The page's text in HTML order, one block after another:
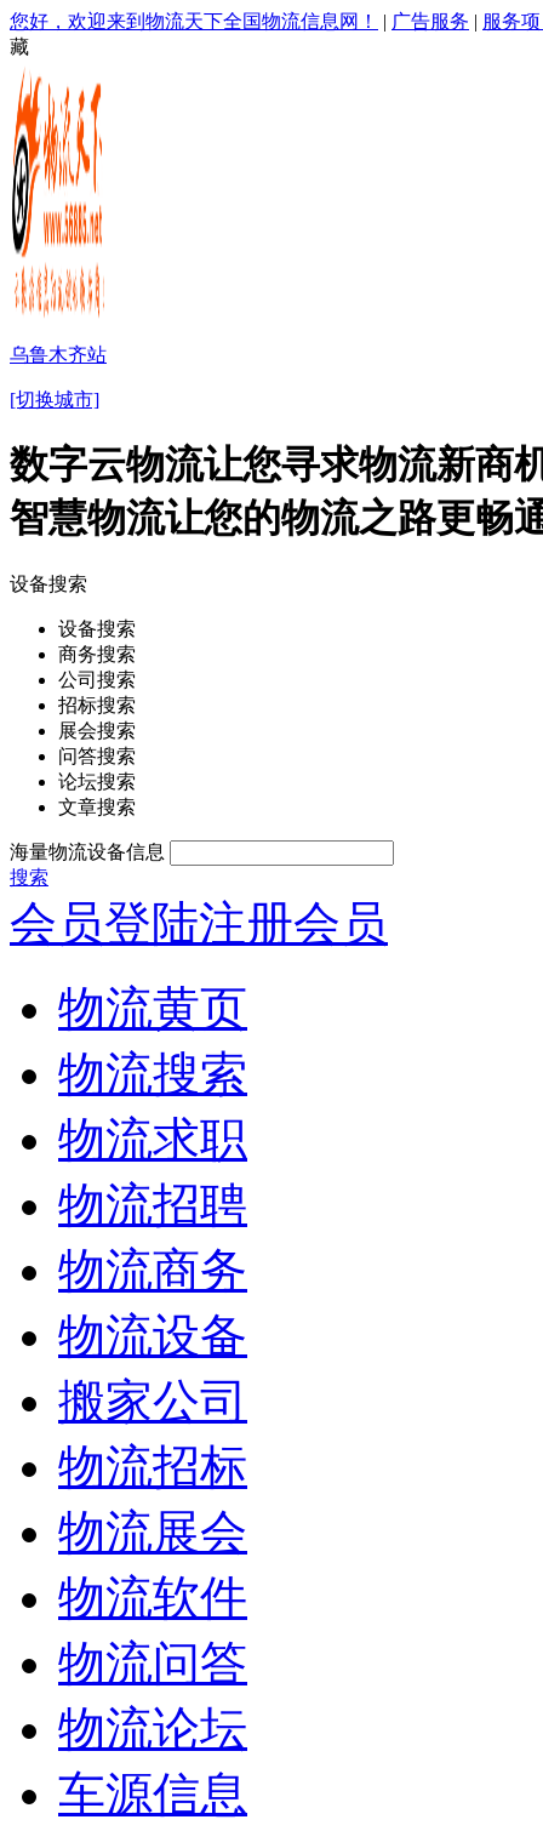
您好，欢迎来到物流天下全国物流信息网！ | 广告服务 | 服务
藏
乌鲁木齐站
[切换城市]
数字云物流让您寻求物流新商
智慧物流让您的物流之路更畅
设备搜索
设备搜索
商务搜索
公司搜索
招标搜索
展会搜索
问答搜索
论坛搜索
文章搜索
海量物流设备信息
搜索
会员登陆注册会员
物流黄页
物流搜索
物流求职
物流招聘
物流商务
物流设备
搬家公司
物流招标
物流展会
物流软件
物流问答
物流论坛
车源信息